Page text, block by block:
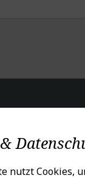
nutzt Cookies,